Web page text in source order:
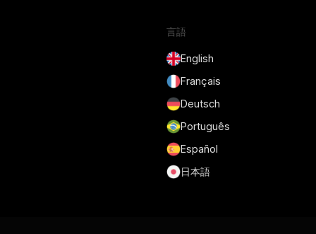
言語
English
Français
Deutsch
Português
Español
日本語